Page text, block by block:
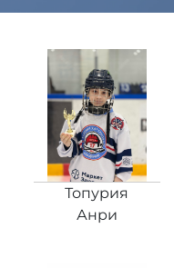
Топурия
Анри